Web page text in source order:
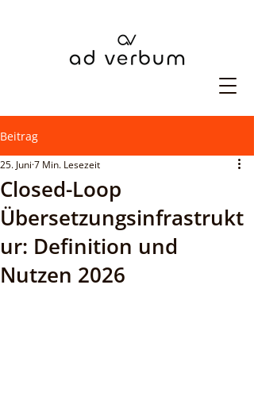
Beitrag
Closed-Loop
Übersetzungsinfrastrukt
ur: Definition und
Nutzen 2026
25. Juni 7 Min. Lesezeit